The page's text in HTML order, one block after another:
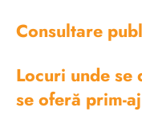
Consultare
Locuri unde
se oferă prim-